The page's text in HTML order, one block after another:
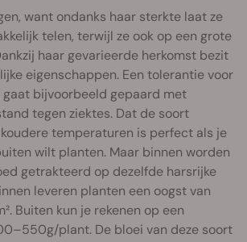
want ondanks haar sterkte laat ze
telen, terwijl ze ook op een grote
haar gevarieerde herkomst bezit
eigenschappen. Een tolerantie voor
gaat bijvoorbeeld gepaard met
tegen ziektes. Dat de soort
temperaturen is perfect als je
wilt planten. Maar binnen worden
getrakteerd op dezelfde harsrijke
leveren planten een oogst van
Buiten kun je rekenen op een
plant. De bloei van deze soort